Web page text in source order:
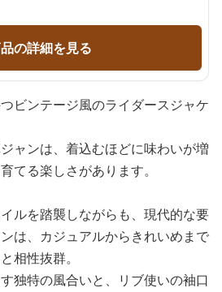
の詳細を見る
ビンテージ風のライダースジャケ
ャンは、着込むほどに味わいが増
てる楽しさがあります。
ルを踏襲しながらも、現代的な要
は、カジュアルからきれいめまで
相性抜群。
独特の風合いと、リブ使いの袖口